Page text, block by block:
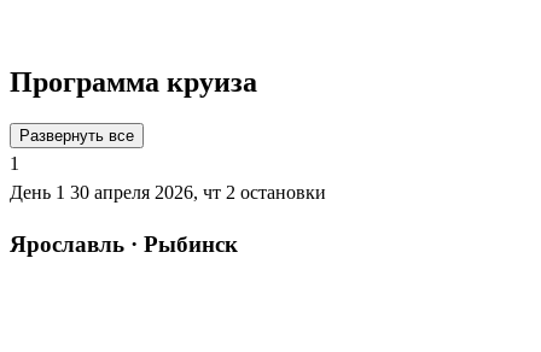
Программа круиза
Развернуть все
1
День 1 30 апреля 2026, чт 2 остановки
Ярославль · Рыбинск